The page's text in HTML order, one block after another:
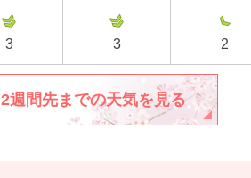
3 3 2
2週間先までの天気を見る